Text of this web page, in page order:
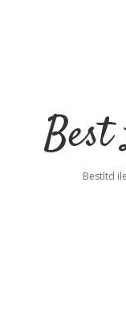
Bestltd